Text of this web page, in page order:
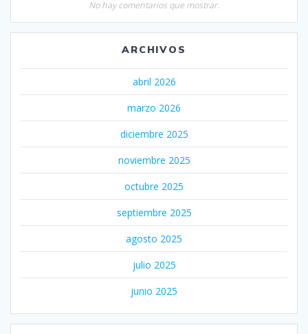
No hay comentarios que mostrar.
ARCHIVOS
abril 2026
marzo 2026
diciembre 2025
noviembre 2025
octubre 2025
septiembre 2025
agosto 2025
julio 2025
junio 2025